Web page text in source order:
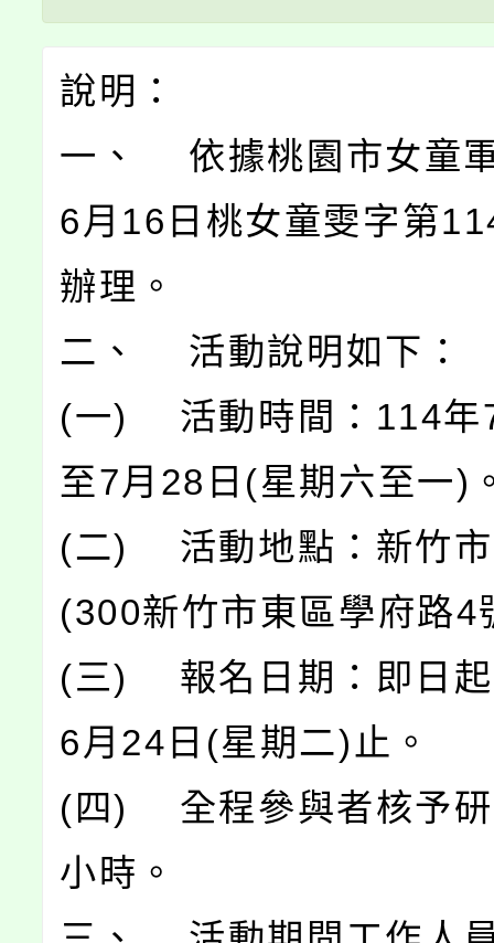
說明：
一、 依據桃園市女童
6月16日桃女童雯字第
辦理。
二、 活動說明如下：
(一) 活動時間：114年
至7月28日(星期六至一)
(二) 活動地點：新竹市
(300新竹市東區學府路4
(三) 報名日期：即日
6月24日(星期二)止。
(四) 全程參與者核予研
小時。